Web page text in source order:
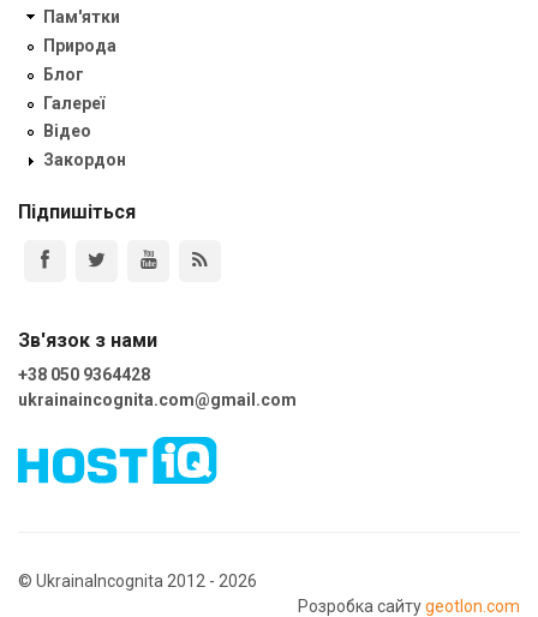
Пам'ятки
Природа
Блог
Галереї
Відео
Закордон
Підпишіться
Зв'язок з нами
+38 050 9364428
ukrainaincognita.com@gmail.com
© UkrainaIncognita 2012 - 2026
Розробка сайтуgeotlon.com